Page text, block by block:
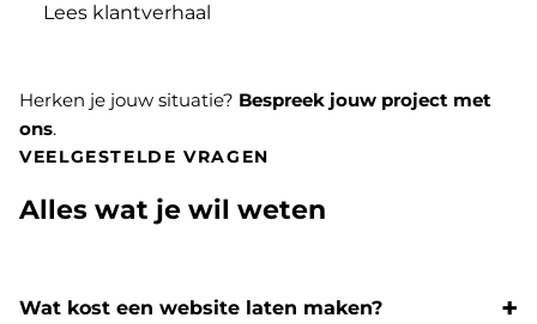
Lees klantverhaal
Herken je jouw situatie? Bespreek jouw project met
ons.
VEELGESTELDE VRAGEN
Alles wat je wil weten
Wat kost een website laten maken?